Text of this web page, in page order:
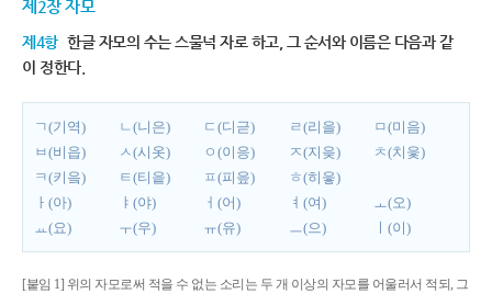
제2장 자모
제4항 한글 자모의 수는 스물넉 자로 하고, 그 순서와 이름은 다음과 같
이 정한다.
ㄱ(기역) ㄴ(니은) ㄷ(디귿) ㄹ(리을)
ㅁ(미음)
ㅂ(비읍)
ㅅ(시옷) ㅇ(이응) ㅈ(지읒)
ㅊ(치읓)
ㅋ(키읔)
ㅌ(티읕) ㅍ(피읖)
ㅎ(히읗)
ㅏ(아)
ㅑ(야) ㅓ(어) ㅕ(여)
ㅗ(오)
ㅛ(요)
ㅜ(우) ㅠ(유) ㅡ(으) ㅣ(이)
[붙임 1] 위의 자모로써 적을 수 없는 소리는 두 개 이상의 자모를 어울러서 적되, 그